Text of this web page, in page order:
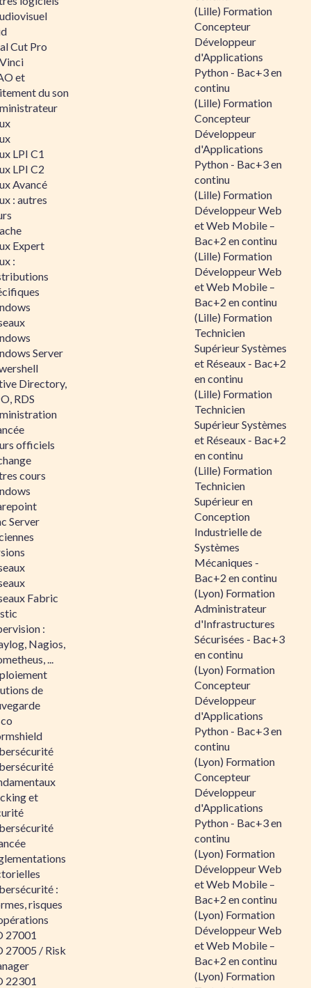
Cut Pro
et
du son
LPI C1
LPI C2
Avancé
: autres
Expert
:
Server
Directory,
RDS
officiels
cours
Server
Fabric
:
Nagios,
...
de
et
:
risques
27001
27005 / Risk
22301
(Lille) Formation
Concepteur
Développeur
d'Applications
Python - Bac+3 en
continu
(Lille) Formation
Concepteur
Développeur
d'Applications
Python - Bac+3 en
continu
(Lille) Formation
Développeur Web
et Web Mobile –
Bac+2 en continu
(Lille) Formation
Développeur Web
et Web Mobile –
Bac+2 en continu
(Lille) Formation
Technicien
Supérieur Systèmes
et Réseaux - Bac+2
en continu
(Lille) Formation
Technicien
Supérieur Systèmes
et Réseaux - Bac+2
en continu
(Lille) Formation
Technicien
Supérieur en
Conception
Industrielle de
Systèmes
Mécaniques -
Bac+2 en continu
(Lyon) Formation
Administrateur
d'Infrastructures
Sécurisées - Bac+3
en continu
(Lyon) Formation
Concepteur
Développeur
d'Applications
Python - Bac+3 en
continu
(Lyon) Formation
Concepteur
Développeur
d'Applications
Python - Bac+3 en
continu
(Lyon) Formation
Développeur Web
et Web Mobile –
Bac+2 en continu
(Lyon) Formation
Développeur Web
et Web Mobile –
Bac+2 en continu
(Lyon) Formation